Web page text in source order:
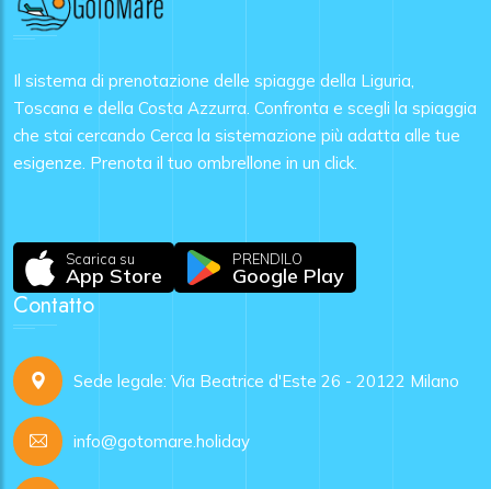
Il sistema di prenotazione delle spiagge della Liguria,
Toscana e della Costa Azzurra. Confronta e scegli la spiaggia
che stai cercando Cerca la sistemazione più adatta alle tue
esigenze. Prenota il tuo ombrellone in un click.
Scarica su
App Store
PRENDILO
Google Play
Contatto
Sede legale: Via Beatrice d'Este 26 - 20122 Milano
info@gotomare.holiday